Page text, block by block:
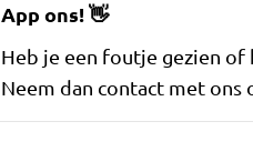
App ons!👋
Heb je een foutje gezien
Neem dan contact met ons